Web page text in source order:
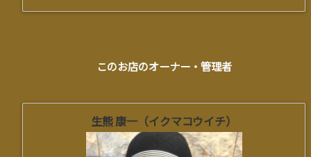
このお店のオーナー・管理者
生熊 康一（イクマコウイチ）